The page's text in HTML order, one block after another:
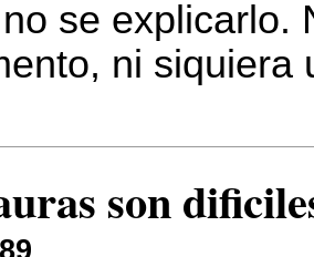
se explicarlo.
ni siquiera
son